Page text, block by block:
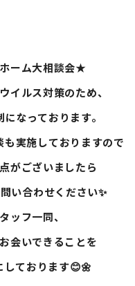
ーム大相談会★
イルス対策のため、
なっております。
も実施しておりますので
がございましたら
い合わせください✨
ッフ一同、
会いできることを
しております😊🌼